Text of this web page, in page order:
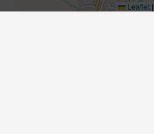
Leaflet |